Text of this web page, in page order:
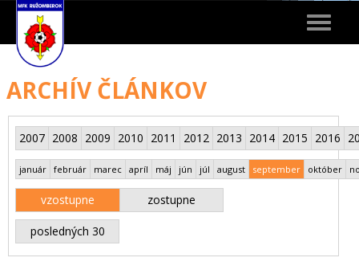
Toggle
ARCHÍV ČLÁNKOV
2007 2008 2009 2010 2011 2012 2013 2014 2015 2016
január február marec apríl máj jún júl august september október
vzostupne zostupne
posledných 30